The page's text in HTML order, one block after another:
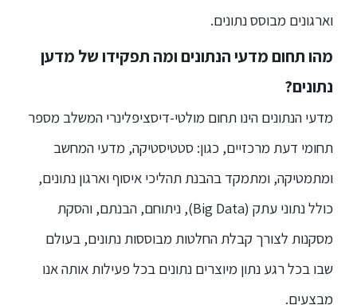
מחקר
היחידה
לבינלאומיות
ספריה
משרתי
וכוחות
הביטחון
וארגונים מבוסס נתונים.
מהו תחום מדעי הנתונים ומה תפקידו של מדען
נתונים?
מדעי הנתונים הינו תחום מולטי-דיסציפלינרי המשלב מספר
תחומי דעת מרכזיים, כגון: סטטיסטיקה, מדעי המחשב
ומתמטיקה, ומתמקד בהבנת תהליכי איסוף וארגון נתונים,
כולל נתוני עתק (Big Data), ניתוחם, הבנתם, והסקת
מסקנות לצורך קבלת החלטות מבוססות נתונים, בעולם
שבו בכל רגע נתון מיוצרים נתונים בכל פעילות אותה אנו
מבצעים.